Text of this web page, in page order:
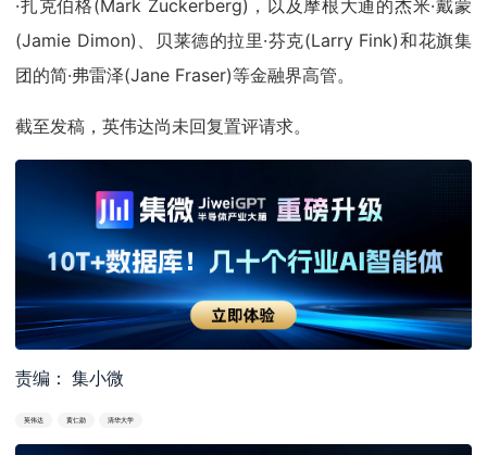
·扎克伯格(Mark Zuckerberg)，以及摩根大通的杰米·戴蒙
(Jamie Dimon)、贝莱德的拉里·芬克(Larry Fink)和花旗集
团的简·弗雷泽(Jane Fraser)等金融界高管。
截至发稿，英伟达尚未回复置评请求。
责编： 集小微
英伟达 黄仁勋 清华大学